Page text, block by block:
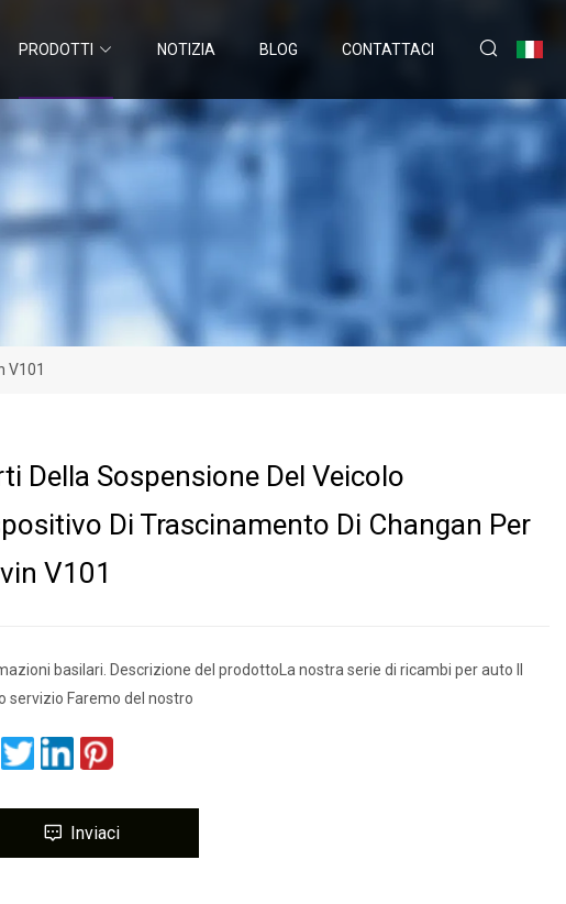
PRODOTTI NOTIZIA BLOG CONTATTACI
V101
Della Sospensione Del Veicolo
Di Trascinamento Di Changan Per
V101
basilari. Descrizione del prodottoLa nostra serie di ricambi per auto Il
servizio Faremo del nostro
Inviaci